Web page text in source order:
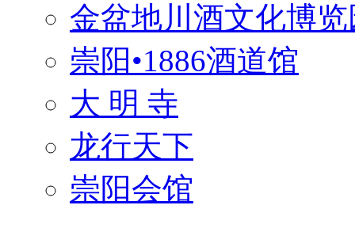
金盆地川酒文化博览
崇阳•1886酒道馆
大 明 寺
龙行天下
崇阳会馆